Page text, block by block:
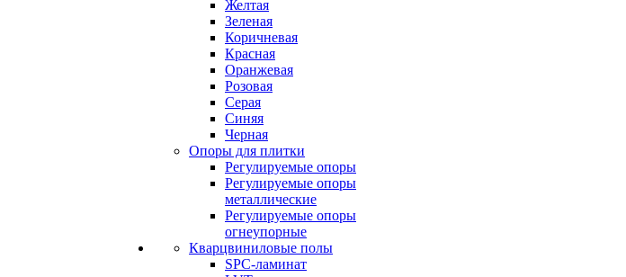
Желтая
Зеленая
Коричневая
Красная
Оранжевая
Розовая
Серая
Синяя
Черная
Опоры для плитки
Регулируемые опоры
Регулируемые опоры
металлические
Регулируемые опоры
огнеупорные
Кварцвиниловые полы
SPC-ламинат